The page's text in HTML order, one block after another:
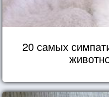
20 самых